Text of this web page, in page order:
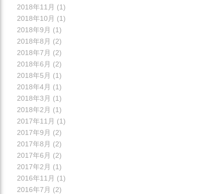
2018年11月 (1)
2018年10月 (1)
2018年9月 (1)
2018年8月 (2)
2018年7月 (2)
2018年6月 (2)
2018年5月 (1)
2018年4月 (1)
2018年3月 (1)
2018年2月 (1)
2017年11月 (1)
2017年9月 (2)
2017年8月 (2)
2017年6月 (2)
2017年2月 (1)
2016年11月 (1)
2016年7月 (2)